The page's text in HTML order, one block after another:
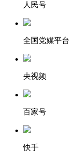
人民号
全国党媒平台
央视频
百家号
快手